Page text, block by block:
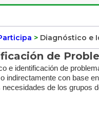
> Diagnóstico e
de
e identificación de
indirectamente con base
de los grupos